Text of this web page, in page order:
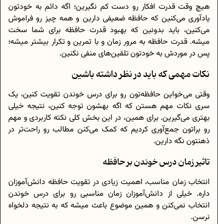
هیچ وقت قدرت افکار رو دست کم نگیرین؛ اگه دائم به خودتون
یادآوری می‌کنین که حافظه ضعیفی دارین و همه چیز رو فراموش
می‌کنین، باید بدونین که بهبود قدرت حافظه برای شما سخت
میشه. قدرت حافظه به مرور زمان و با تمرین و تکرار بیشتر میشه؛
پس در موردش به خودتون تلقین‌های منفی نکنین.
نکات مهمی که باید در نظر داشته باشین
وقتی می‌خواین حافظه‌تون رو برای درس خوندن تقویت کنین، یک
سری نکات مهم هستن که اگه بهشون توجه کنین، نتیجه خیلی
بهتری می‌گیرین. برای همین، در این بخش کلی نکته‌ کاربردی و مهم
رو براتون جمع‌آوری کردیم که کمک می‌کنن مطالب رو راحت‌تر در
ذهنتون نگه دارین.
تاثیر زمان درس خوندن بر حافظه
انتخاب زمان مناسب، اهمیت زیادی در تقویت حافظه دانش‌آموزان
داره. خیلی از دانش‌آموزان زمان مناسبی رو برای درس خوندن
انتخاب نمی‌کنن و همین موضوع باعث میشه که به نتیجه دلخواه
نرسن.